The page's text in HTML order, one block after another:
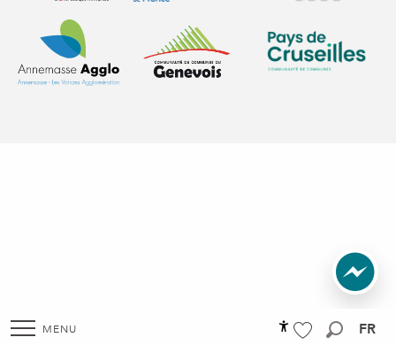
MENU
Accessibilité
FR
Annemasse Agglo (s'ouvre dans une nouvelle fenêtre)
Communauté de communes du
Communauté de